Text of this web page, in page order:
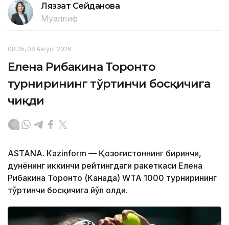
Ляззат Сейданова
Муаллиф
08:35, 08 Август 2026
Елена Рибакина Торонто
турнирининг тўртинчи босқичига
чиқди
ASTANА. Кazinform — Қозоғистоннинг биринчи,
дунёнинг иккинчи рейтингдаги ракеткаси Елена
Рибакина Торонто (Канада) WТА 1000 турнирининг
тўртинчи босқичига йўл олди.